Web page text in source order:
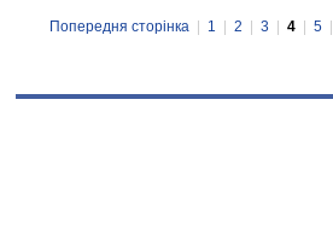
Попередня сторінка 1 2 3 4 5